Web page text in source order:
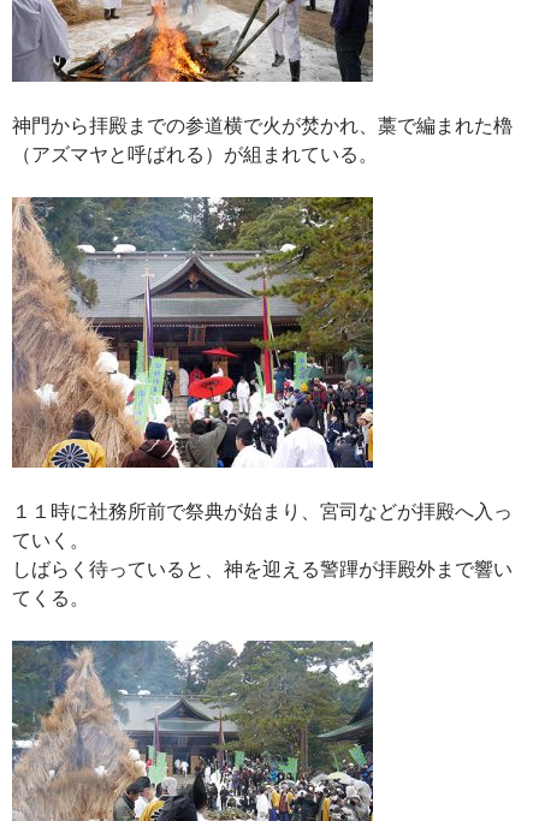
神門から拝殿までの参道横で火が焚かれ、藁で編まれた櫓
（アズマヤと呼ばれる）が組まれている。
１１時に社務所前で祭典が始まり、宮司などが拝殿へ入っ
ていく。
しばらく待っていると、神を迎える警蹕が拝殿外まで響い
てくる。